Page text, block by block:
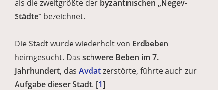
als die zweitgrößte der byzantinischen „Negev-
Städte“ bezeichnet.
Die Stadt wurde wiederholt von Erdbeben
heimgesucht. Das schwere Beben im 7.
Jahrhundert, das Avdatzerstörte, führte auch zur
Aufgabe dieser Stadt. [1]